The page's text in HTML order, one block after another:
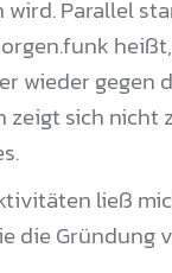
Parallel
wieder gegen
zeigt sich
ließ
die Gründung